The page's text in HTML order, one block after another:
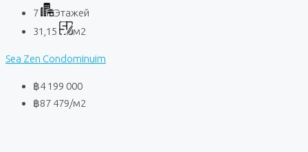
7
Этажей
31,15
м2
Sea Zen Condominuim
฿4 199 000
฿87 479/м2